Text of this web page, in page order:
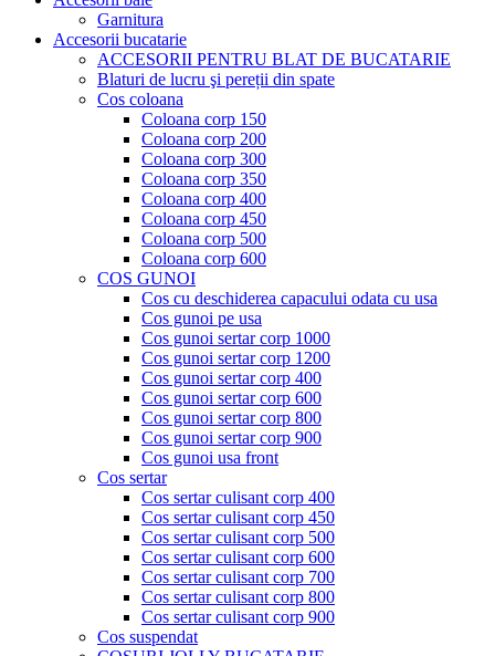
Garnitura
Accesorii bucatarie
ACCESORII PENTRU BLAT DE BUCATARIE
Blaturi de lucru şi pereții din spate
Cos coloana
Coloana corp 150
Coloana corp 200
Coloana corp 300
Coloana corp 350
Coloana corp 400
Coloana corp 450
Coloana corp 500
Coloana corp 600
COS GUNOI
Cos cu deschiderea capacului odata cu usa
Cos gunoi pe usa
Cos gunoi sertar corp 1000
Cos gunoi sertar corp 1200
Cos gunoi sertar corp 400
Cos gunoi sertar corp 600
Cos gunoi sertar corp 800
Cos gunoi sertar corp 900
Cos gunoi usa front
Cos sertar
Cos sertar culisant corp 400
Cos sertar culisant corp 450
Cos sertar culisant corp 500
Cos sertar culisant corp 600
Cos sertar culisant corp 700
Cos sertar culisant corp 800
Cos sertar culisant corp 900
Cos suspendat